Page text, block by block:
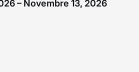
– Novembre 13, 2026